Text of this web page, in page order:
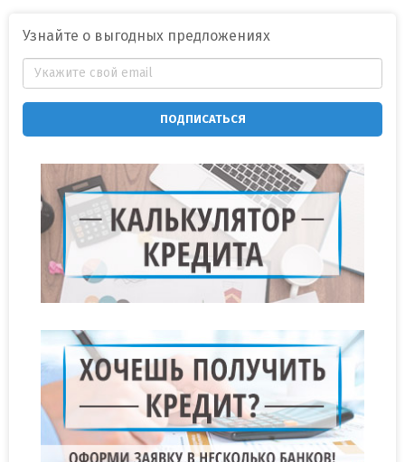
Узнайте о выгодных предложениях
ПОДПИСАТЬСЯ